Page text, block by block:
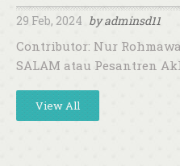
29 Feb, 2024 byadminsd11
Contributor: Nur
SALAM atau Pesantren
View All